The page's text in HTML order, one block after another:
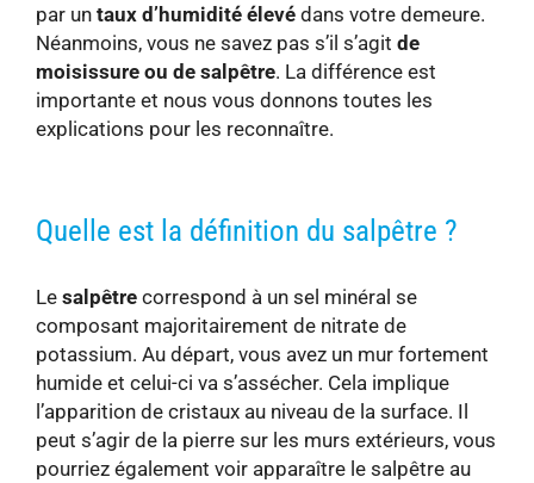
par un taux d’humidité élevé dans votre demeure.
Néanmoins, vous ne savez pas s’il s’agit de
moisissure ou de salpêtre. La différence est
importante et nous vous donnons toutes les
explications pour les reconnaître.
Quelle est la définition du salpêtre ?
Le salpêtre correspond à un sel minéral se
composant majoritairement de nitrate de
potassium. Au départ, vous avez un mur fortement
humide et celui-ci va s’assécher. Cela implique
l’apparition de cristaux au niveau de la surface. Il
peut s’agir de la pierre sur les murs extérieurs, vous
pourriez également voir apparaître le salpêtre au